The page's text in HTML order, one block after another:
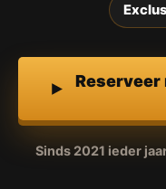
Sinds 2021 ieder